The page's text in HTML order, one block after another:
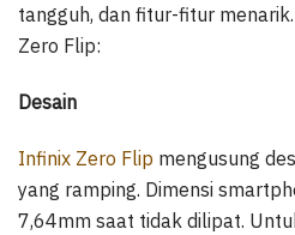
tangguh, dan fitur-fitur
Zero Flip:
Desain
Infinix Zero Flip mengusung
yang ramping. Dimensi
7,64mm saat tidak dilipat.